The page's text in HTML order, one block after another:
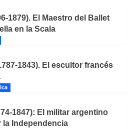
1879). El Maestro del Ballet
en la Scala
1843). El escultor francés
1847): El militar argentino
la Independencia